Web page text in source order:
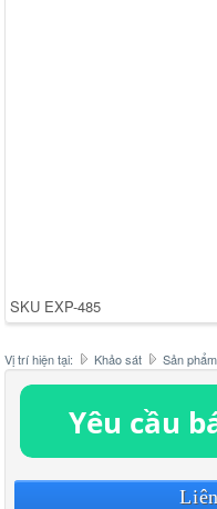
SKU EXP-485
Vị trí hiện tại: Khảo sát Sản phẩm